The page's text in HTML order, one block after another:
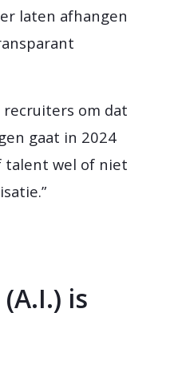
laten afhangen
om dat
gaat in 2024
talent wel of niet
is